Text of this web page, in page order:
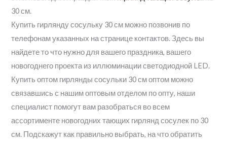
30 см.
Купить гирлянду сосульку 30 см можно позвонив по
телефонам указанных на странице контактов. Здесь вы
найдете то что нужно для вашего праздника, вашего
новогоднего проекта из иллюминации светодиодной LED.
Купить оптом гирлянды сосульки 30 см оптом можно
связавшись с нашим оптовым отделом по опту, наши
специалист помогут вам разобраться во всем
ассортименте новогодних тающих гирлянд сосулек по 30
см. Подскажут как правильно выбрать, на что обратить